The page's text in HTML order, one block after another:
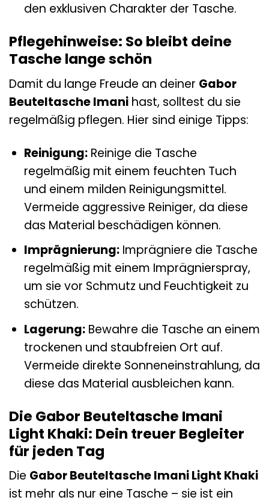
den exklusiven Charakter der Tasche.
Pflegehinweise: So bleibt deine
Tasche lange schön
Damit du lange Freude an deiner Gabor
Beuteltasche Imani hast, solltest du sie
regelmäßig pflegen. Hier sind einige Tipps:
Reinigung:Reinige die Tasche
regelmäßig mit einem feuchten Tuch
und einem milden Reinigungsmittel.
Vermeide aggressive Reiniger, da diese
das Material beschädigen können.
Imprägnierung:Imprägniere die Tasche
regelmäßig mit einem Imprägnierspray,
um sie vor Schmutz und Feuchtigkeit zu
schützen.
Lagerung:Bewahre die Tasche an einem
trockenen und staubfreien Ort auf.
Vermeide direkte Sonneneinstrahlung, da
diese das Material ausbleichen kann.
Die Gabor Beuteltasche Imani
Light Khaki: Dein treuer Begleiter
für jeden Tag
Die Gabor Beuteltasche Imani Light Khaki
ist mehr als nur eine Tasche – sie ist ein